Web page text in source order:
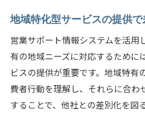
地域特化型サービスの提供
営業サポート情報システムを活用
有の地域ニーズに対応するために
ビスの提供が重要です。地域特有
費者行動を理解し、それらに合わ
することで、他社との差別化を図